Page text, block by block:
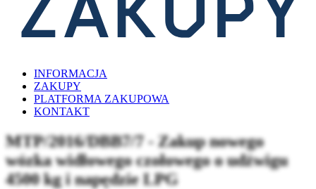
INFORMACJA
ZAKUPY
PLATFORMA ZAKUPOWA
KONTAKT
MTP/2016/DBB7/7 - Zakup nowego
wózka widłowego czołowego o udźwigu
4500 kg i napędzie LPG